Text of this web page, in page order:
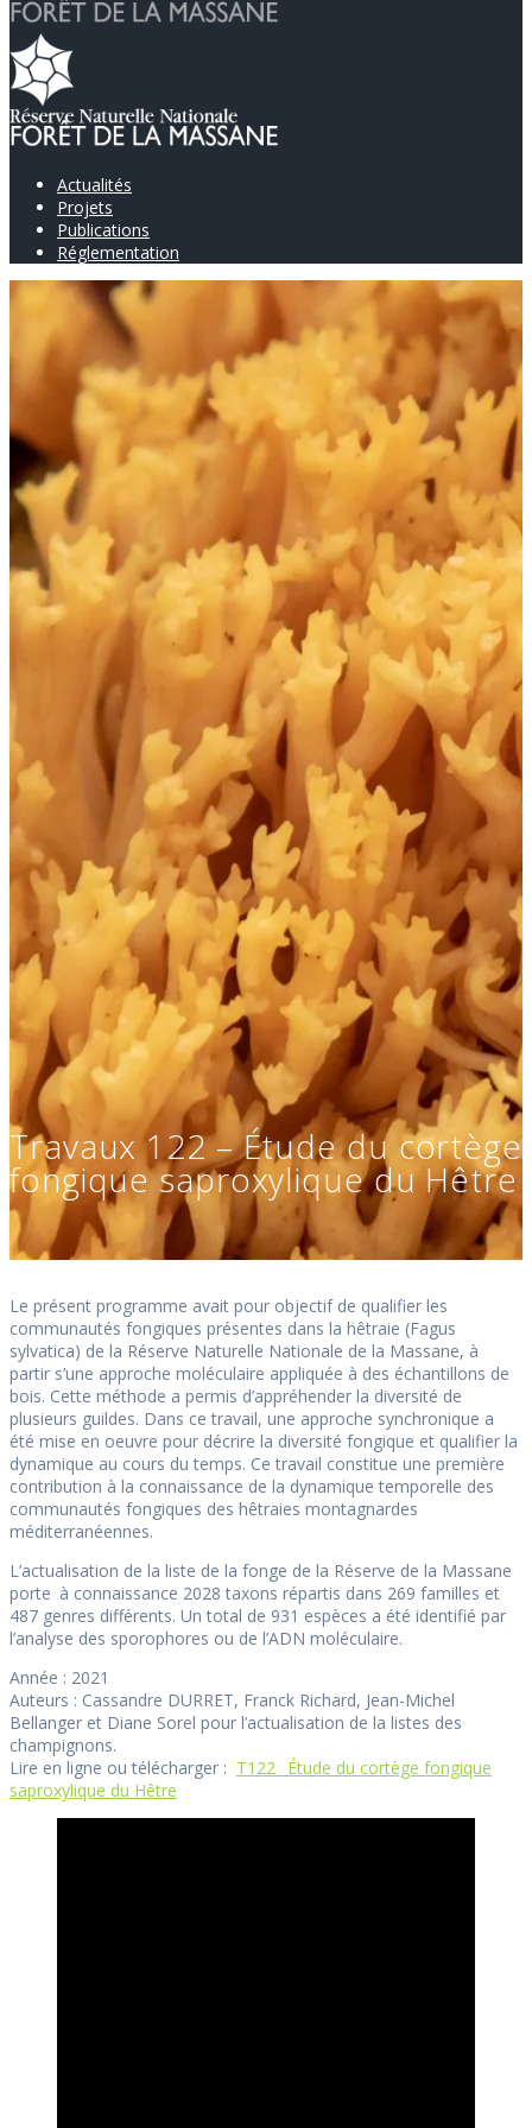
Actualités
Projets
Publications
Réglementation
Travaux 122 – Étude du cortège
fongique saproxylique du Hêtre
Le présent programme avait pour objectif de qualifier les
communautés fongiques présentes dans la hêtraie (Fagus
sylvatica) de la Réserve Naturelle Nationale de la Massane, à
partir s’une approche moléculaire appliquée à des échantillons de
bois. Cette méthode a permis d’appréhender la diversité de
plusieurs guildes. Dans ce travail, une approche synchronique a
été mise en oeuvre pour décrire la diversité fongique et qualifier la
dynamique au cours du temps. Ce travail constitue une première
contribution à la connaissance de la dynamique temporelle des
communautés fongiques des hêtraies montagnardes
méditerranéennes.
L’actualisation de la liste de la fonge de la Réserve de la Massane
porte à connaissance 2028 taxons répartis dans 269 familles et
487 genres différents. Un total de 931 espèces a été identifié par
l’analyse des sporophores ou de l’ADN moléculaire.
Année : 2021
Auteurs : Cassandre DURRET, Franck Richard, Jean-Michel
Bellanger et Diane Sorel pour l’actualisation de la listes des
champignons.
Lire en ligne ou télécharger : T122_ Étude du cortège fongique
saproxylique du Hêtre